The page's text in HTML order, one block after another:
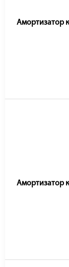
Амортизатор
Амортизатор